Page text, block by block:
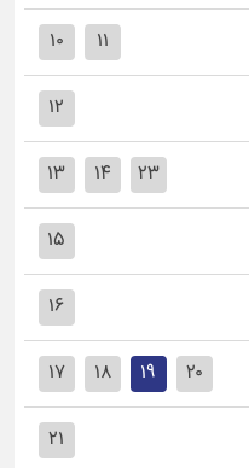
۱۰ ۱۱
۱۲
۱۳ ۱۴ ۲۳
۱۵
۱۶
۱۷ ۱۸ ۱۹ ۲۰
۲۱